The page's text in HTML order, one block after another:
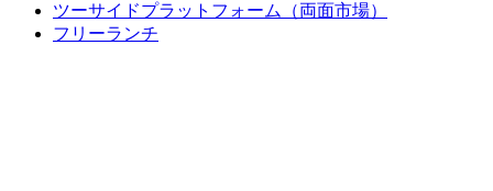
ツーサイドプラットフォーム（両面市場）
フリーランチ